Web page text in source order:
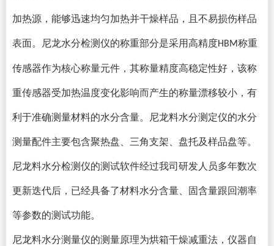
加热源，能够迅速均匀加热并干燥样品，且不易损伤样品
表面。尼龙水分检测仪的称重部分是采用高精度HBM称重
传感器作为核心称量元件，其称量精度高稳定性好，该称
重传感器受加热温度变化影响而产生的称量漂移较小，有
利于准确测量材料的水分含量。尼龙料水分测定仪的水分
测量配件主要包含聚热盘、三角支架、盘托及样品盘等。
尼龙料水分检测仪的测试软件经过我司研发人员多年数次
更新迭代后，已经具备了材料水分含量、固含量跟回潮率
等参数的测试功能。
尼龙料水分测量仪的测量原理为烘箱干燥减重法，仪器自